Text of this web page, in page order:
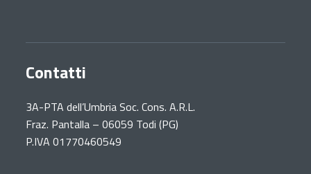
Contatti
3A-PTA dell’Umbria Soc. Cons. A.R.L.
Fraz. Pantalla – 06059 Todi (PG)
P.IVA 01770460549